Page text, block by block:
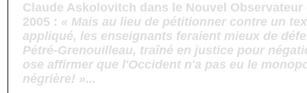
Claude Askolovitch dans le Nouvel Observateur
2005 : « Mais au lieu de pétitionner contre un
appliqué, les enseignants feraient mieux de
Pétré-Grenouilleau, traîné en justice pour
ose affirmer que l'Occident n'a pas eu le
négrière! »...